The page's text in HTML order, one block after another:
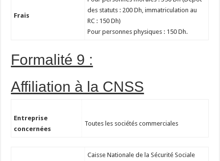
Frais
des statuts : 200 Dh, immatriculation au
RC : 150 Dh)
Pour personnes physiques : 150 Dh.
Formalité 9 :
Affiliation à la CNSS
Entreprise
concernées
Toutes les sociétés commerciales
Caisse Nationale de la Sécurité Sociale